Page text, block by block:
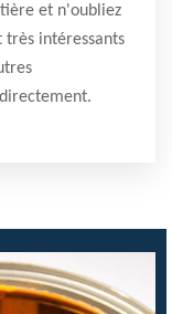
et n'oubliez
très intéressants